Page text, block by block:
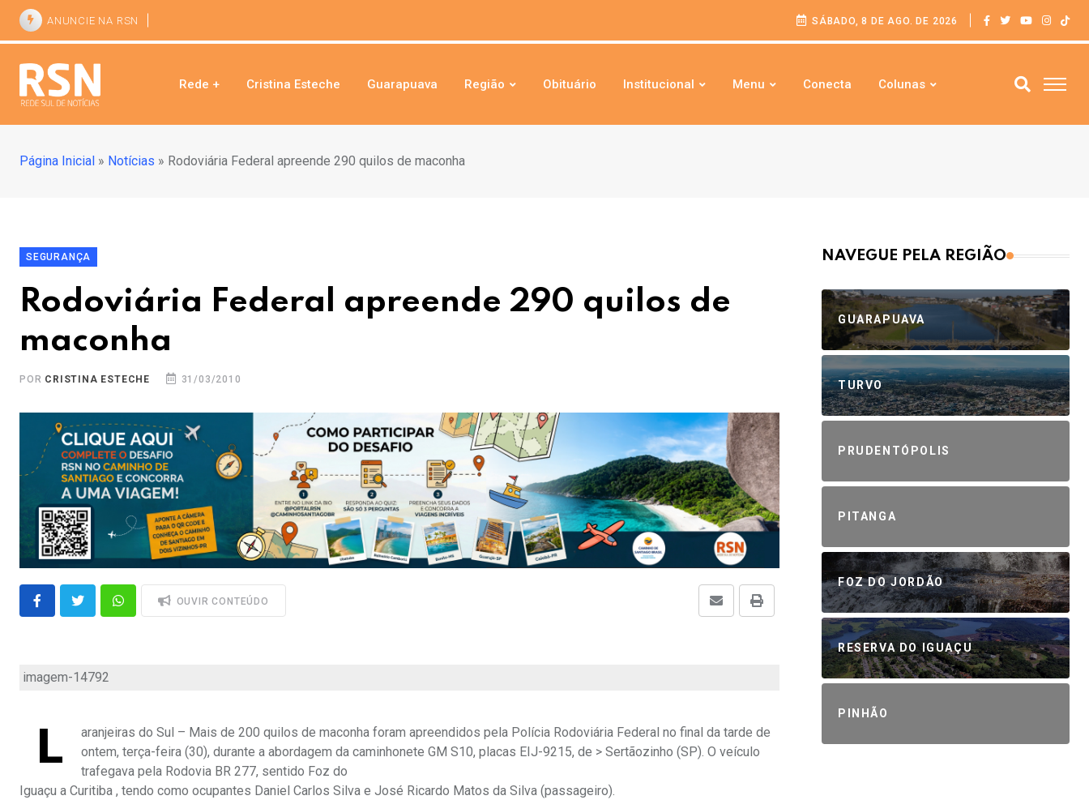
ANUNCIE NA RSN SÁBADO, 8 DE AGO. DE 2026
Rede + Cristina Esteche Guarapuava Região Obituário Institucional Menu Conecta Colunas
Página Inicial » Notícias » Rodoviária Federal apreende 290 quilos de maconha
SEGURANÇA
Rodoviária Federal apreende 290 quilos de
maconha
POR CRISTINA ESTECHE 31/03/2010
OUVIR CONTEÚDO
imagem-14792
L
aranjeiras do Sul – Mais de 200 quilos de maconha foram apreendidos pela Polícia Rodoviária Federal no final da tarde de
ontem, terça-feira (30), durante a abordagem da caminhonete GM S10, placas EIJ-9215, de > Sertãozinho (SP). O veículo
trafegava pela Rodovia BR 277, sentido Foz do
Iguaçu a Curitiba , tendo como ocupantes Daniel Carlos Silva e José Ricardo Matos da Silva (passageiro).
NAVEGUE PELA REGIÃO
GUARAPUAVA
TURVO
PRUDENTÓPOLIS
PITANGA
FOZ DO JORDÃO
RESERVA DO IGUAÇU
PINHÃO